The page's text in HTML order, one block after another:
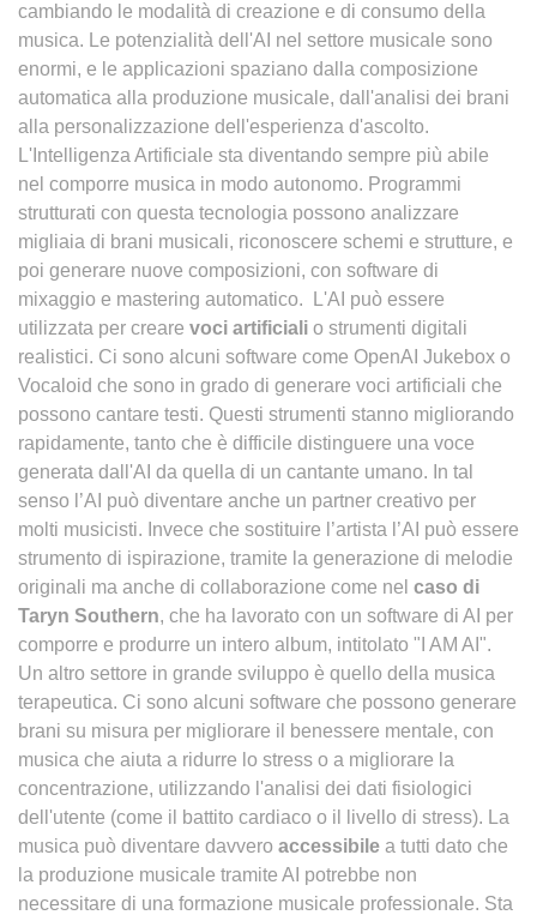
cambiando le modalità di creazione e di consumo della
musica. Le potenzialità dell'AI nel settore musicale sono
enormi, e le applicazioni spaziano dalla composizione
automatica alla produzione musicale, dall'analisi dei brani
alla personalizzazione dell'esperienza d'ascolto.
L'Intelligenza Artificiale sta diventando sempre più abile
nel comporre musica in modo autonomo. Programmi
strutturati con questa tecnologia possono analizzare
migliaia di brani musicali, riconoscere schemi e strutture, e
poi generare nuove composizioni, con software di
mixaggio e mastering automatico. L'AI può essere
utilizzata per creare voci artificiali o strumenti digitali
realistici. Ci sono alcuni software come OpenAI Jukebox o
Vocaloid che sono in grado di generare voci artificiali che
possono cantare testi. Questi strumenti stanno migliorando
rapidamente, tanto che è difficile distinguere una voce
generata dall'AI da quella di un cantante umano. In tal
senso l’AI può diventare anche un partner creativo per
molti musicisti. Invece che sostituire l’artista l’AI può essere
strumento di ispirazione, tramite la generazione di melodie
originali ma anche di collaborazione come nel caso di
Taryn Southern, che ha lavorato con un software di AI per
comporre e produrre un intero album, intitolato "I AM AI".
Un altro settore in grande sviluppo è quello della musica
terapeutica. Ci sono alcuni software che possono generare
brani su misura per migliorare il benessere mentale, con
musica che aiuta a ridurre lo stress o a migliorare la
concentrazione, utilizzando l'analisi dei dati fisiologici
dell'utente (come il battito cardiaco o il livello di stress). La
musica può diventare davvero accessibile a tutti dato che
la produzione musicale tramite AI potrebbe non
necessitare di una formazione musicale professionale. Sta